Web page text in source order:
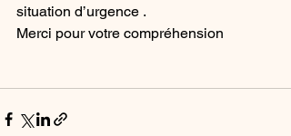
situation d’urgence .
Merci pour votre compréhension